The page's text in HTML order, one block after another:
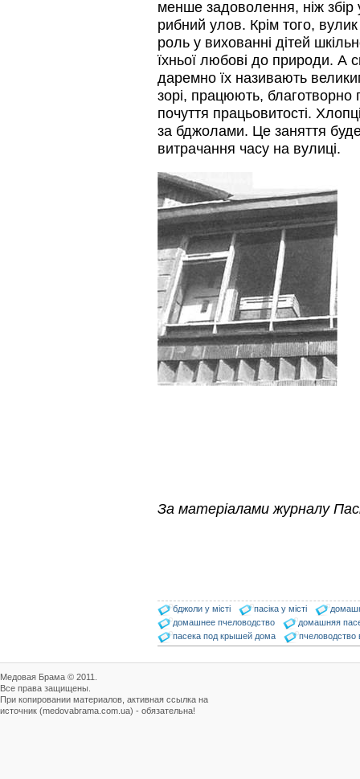
менше задоволення, ніж збір
рибний улов. Крім того,
роль у вихованні дітей
їхньої любові до природи. А
даремно їх називають
зорі, працюють, благотворно
почуття працьовитості.
за бджолами. Це заняття буде
витрачання часу на вулиці.
За матеріалами журналу
бджоли у місті пасіка у місті
домашнее пчеловодство
домашняя
пасека под крышей дома
пчеловодство
Медовая Брама © 2011.
Все права защищены.
При копировании материалов, активная ссылка на
источник (medovabrama.com.ua) - обязательна!